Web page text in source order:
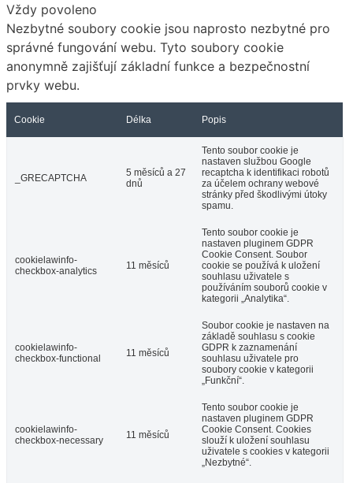
Vždy povoleno
Nezbytné soubory cookie jsou naprosto nezbytné pro
správné fungování webu. Tyto soubory cookie
anonymně zajišťují základní funkce a bezpečnostní
prvky webu.
Cookie Délka Popis
_GRECAPTCHA
5 měsíců a 27
dnů
Tento soubor cookie je
nastaven službou Google
recaptcha k identifikaci robotů
za účelem ochrany webové
stránky před škodlivými útoky
spamu.
cookielawinfo-
checkbox-analytics
11 měsíců
Tento soubor cookie je
nastaven pluginem GDPR
Cookie Consent. Soubor
cookie se používá k uložení
souhlasu uživatele s
používáním souborů cookie v
kategorii „Analytika“.
cookielawinfo-
checkbox-functional
11 měsíců
Soubor cookie je nastaven na
základě souhlasu s cookie
GDPR k zaznamenání
souhlasu uživatele pro
soubory cookie v kategorii
„Funkční“.
cookielawinfo-
checkbox-necessary
11 měsíců
Tento soubor cookie je
nastaven pluginem GDPR
Cookie Consent. Cookies
slouží k uložení souhlasu
uživatele s cookies v kategorii
„Nezbytné“.